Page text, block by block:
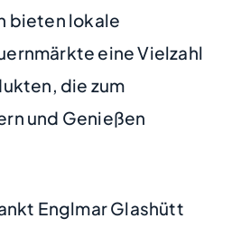
bieten lokale
eine Vielzahl
die zum
und Genießen
Englmar Glashütt